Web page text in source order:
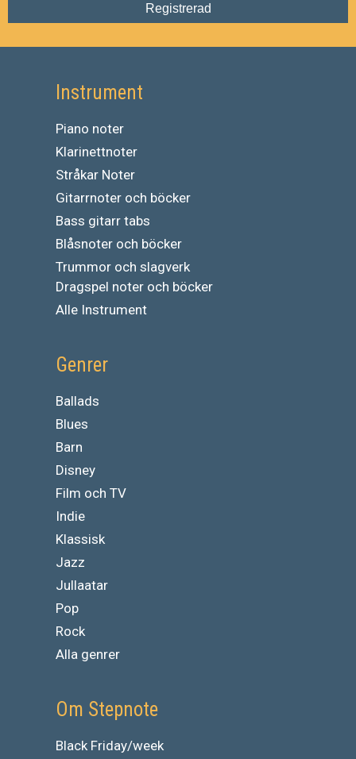
Registrerad
Instrument
Piano noter
Klarinettnoter
Stråkar Noter
Gitarrnoter och böcker
Bass gitarr tabs
Blåsnoter och böcker
Trummor och slagverk
Dragspel noter och böcker
Alle Instrument
Genrer
Ballads
Blues
Barn
Disney
Film och TV
Indie
Klassisk
Jazz
Jullaatar
Pop
Rock
Alla genrer
Om Stepnote
Black Friday/week